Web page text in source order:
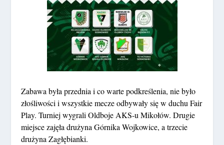
Zabawa była przednia i co warte podkreślenia, nie było
złośliwości i wszystkie mecze odbywały się w duchu Fair
Play. Turniej wygrali Oldboje AKS-u Mikołów. Drugie
miejsce zajęła drużyna Górnika Wojkowice, a trzecie
drużyna Zagłębianki.